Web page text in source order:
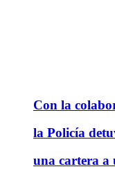
Con la
la Policía
una cartera a